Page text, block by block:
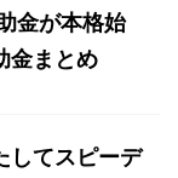
金が本格始
金まとめ
してスピーデ